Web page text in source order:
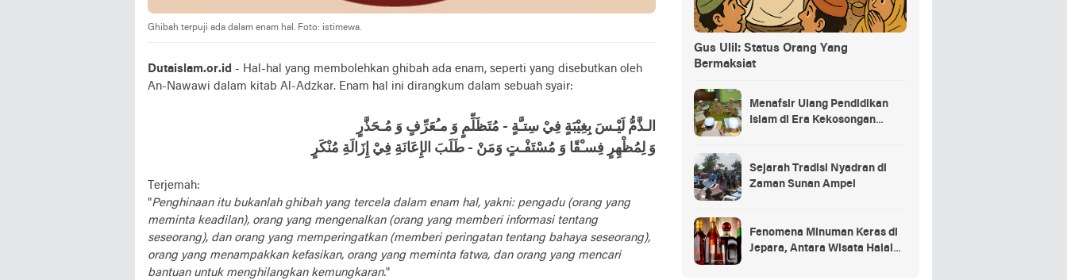
Ghibah terpuji ada dalam enam hal. Foto: istimewa.
Dutaislam.or.id - Hal-hal yang membolehkan ghibah ada enam, seperti yang disebutkan oleh
An-Nawawi dalam kitab Al-Adzkar. Enam hal ini dirangkum dalam sebuah syair:
الـذَّمُّ لَيْـسَ بِغِيْبَةٍ فِيْ سِتـَّةٍ - مُتَظَلِّمٍ وَ مـُعَرِّفٍ وَ مُـحَذَّرٍ
وَ لِمُظْهِرٍ فِسـْقًا وَ مُسْتَفْـتٍ وَمَنْ - طَلَبَ الإِعَانَةِ فِيْ إِزَالَةِ مُنْكَرٍ
Terjemah:
"Penghinaan itu bukanlah ghibah yang tercela dalam enam hal, yakni: pengadu (orang yang
meminta keadilan), orang yang mengenalkan (orang yang memberi informasi tentang
seseorang), dan orang yang memperingatkan (memberi peringatan tentang bahaya seseorang),
orang yang menampakkan kefasikan, orang yang meminta fatwa, dan orang yang mencari
bantuan untuk menghilangkan kemungkaran."
Gus Ulil: Status Orang Yang
Bermaksiat
Menafsir Ulang Pendidikan
Islam di Era Kekosongan
Sejarah Tradisi Nyadran di
Zaman Sunan Ampel
Fenomena Minuman Keras di
Jepara, Antara Wisata Halal